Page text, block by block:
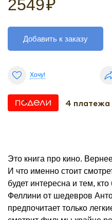
2549₽
Добавить к заказу
Хочу!
4 платежа
Это книга про кино.
И что именно стоит
будет интересна и тем,
Феллини от шедевров
предпочитает только